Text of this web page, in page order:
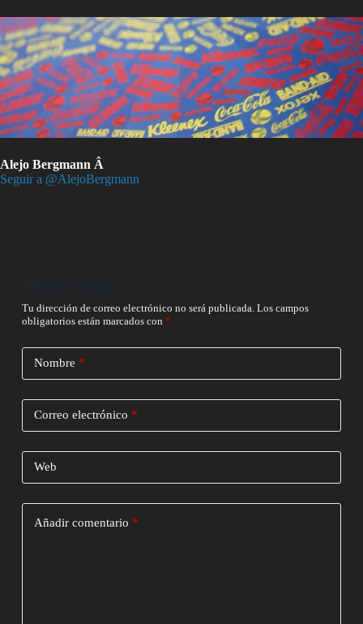
Alejo Bergmann Â
Seguir a @AlejoBergmann
Deja un comentario
Tu dirección de correo electrónico no será publicada. Los campos
obligatorios están marcados con *
Nombre *
Correo electrónico *
Web
Añadir comentario *